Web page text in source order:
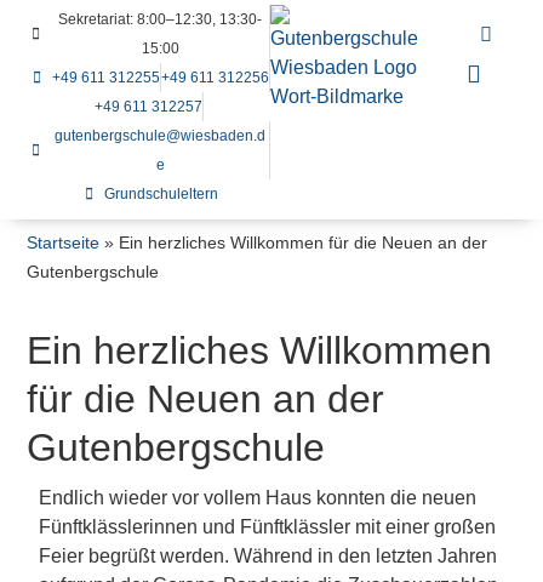
Sekretariat: 8:00–12:30, 13:30-
15:00
+49 611 312255+49 611 312256
+49 611 312257
gutenbergschule@wiesbaden.d
e
Grundschuleltern
Startseite » Ein herzliches Willkommen für die Neuen an der
Gutenbergschule
Ein herzliches Willkommen
für die Neuen an der
Gutenbergschule
Endlich wieder vor vollem Haus konnten die neuen
Fünftklässlerinnen und Fünftklässler mit einer großen
Feier begrüßt werden. Während in den letzten Jahren